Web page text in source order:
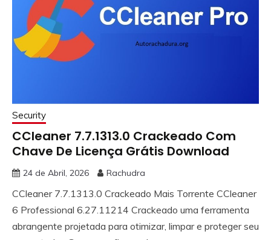
Security
CCleaner 7.7.1313.0 Crackeado Com
Chave De Licença Grátis Download
24 de Abril, 2026 Rachudra
CCleaner 7.7.1313.0 Crackeado Mais Torrente CCleaner
6 Professional 6.27.11214 Crackeado uma ferramenta
abrangente projetada para otimizar, limpar e proteger seu